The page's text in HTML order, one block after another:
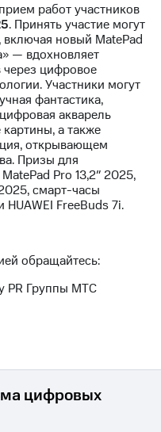
работ участников
. Принять участие могут
новый MatePad
— вдохновляет
через цифровое
Участники могут
фантастика,
акварель
а также
открывающем
Призы для
Pro 13,2″ 2025,
смарт-часы
HUAWEI FreeBuds 7i.
обращайтесь:
PR Группы МТС
цифровых